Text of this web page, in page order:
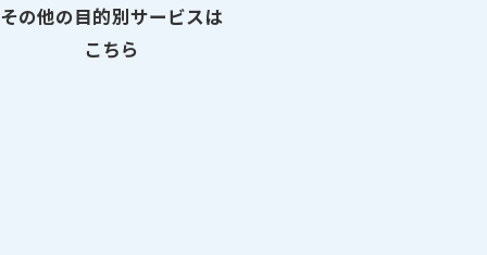
その他の目的別サービスは
こちら